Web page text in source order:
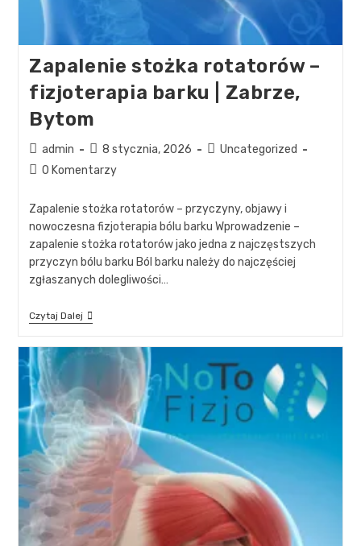
Zapalenie stożka rotatorów –
fizjoterapia barku | Zabrze,
Bytom
admin 8 stycznia, 2026
Uncategorized
0 Komentarzy
Zapalenie stożka rotatorów – przyczyny, objawy i
nowoczesna fizjoterapia bólu barku Wprowadzenie –
zapalenie stożka rotatorów jako jedna z najczęstszych
przyczyn bólu barku Ból barku należy do najczęściej
zgłaszanych dolegliwości…
Czytaj Dalej